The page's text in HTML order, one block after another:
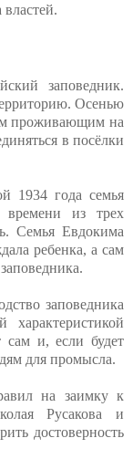
властей.
заповедник.
Осенью
проживающим на
в посёлки
1934 года семья
времени из трех
Семья Евдокима
ребенка, а сам
заповедника
сам и, если будет
для промысла.
на заимку к
Русакова и
достоверность